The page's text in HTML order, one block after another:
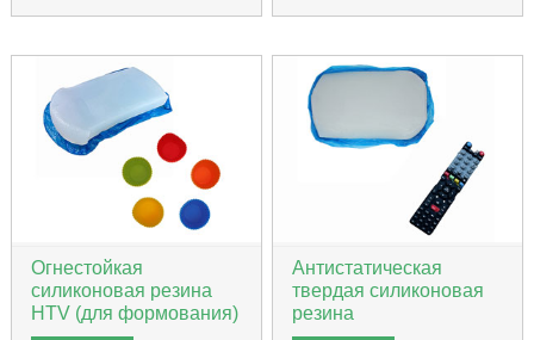
Огнестойкая
силиконовая резина
HTV (для формования)
Антистатическая
твердая силиконовая
резина